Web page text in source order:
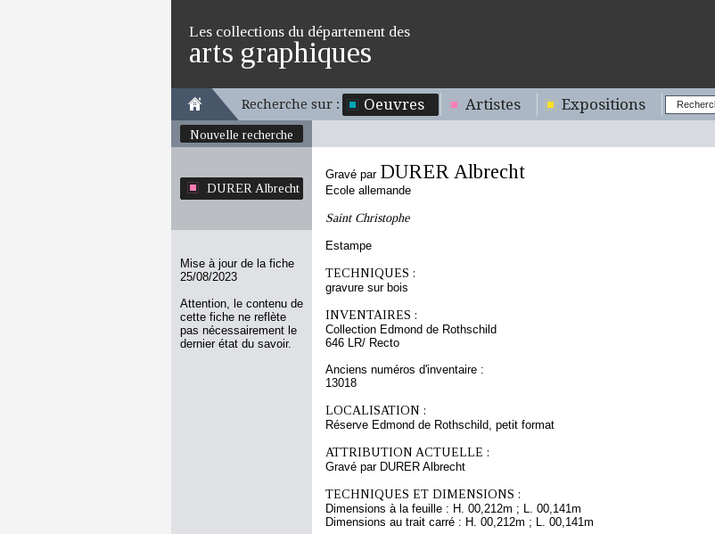
Les collections du département des
arts graphiques
Recherche sur : Oeuvres Artistes Expositions
Nouvelle recherche
DURER Albrecht
Mise à jour de la fiche
25/08/2023
Attention, le contenu de
cette fiche ne reflète
pas nécessairement le
dernier état du savoir.
Gravé par DURER Albrecht
Ecole allemande
Saint Christophe
Estampe
TECHNIQUES :
gravure sur bois
INVENTAIRES :
Collection Edmond de Rothschild
646 LR/ Recto
Anciens numéros d'inventaire :
13018
LOCALISATION :
Réserve Edmond de Rothschild, petit format
ATTRIBUTION ACTUELLE :
Gravé par DURER Albrecht
TECHNIQUES ET DIMENSIONS :
Dimensions à la feuille : H. 00,212m ; L. 00,141m
Dimensions au trait carré : H. 00,212m ; L. 00,141m